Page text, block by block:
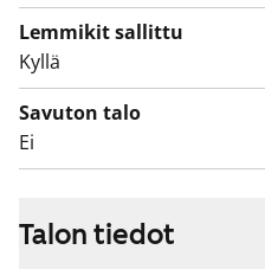
Lemmikit sallittu
Kyllä
Savuton talo
Ei
Talon tiedot